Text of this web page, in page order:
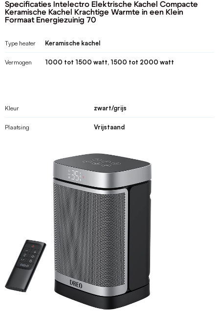
Specificaties Intelectro Elektrische Kachel Compacte
Keramische Kachel Krachtige Warmte in een Klein
Formaat Energiezuinig 70
Type heater Keramische kachel
Vermogen 1000 tot 1500 watt, 1500 tot 2000 watt
Kleur zwart/grijs
Plaatsing Vrijstaand